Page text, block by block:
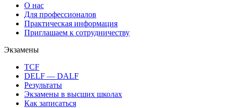
О нас
Для профессионалов
Практическая информация
Приглашаем к сотрудничеству
Экзамены
TCF
DELF — DALF
Результаты
Экзамены в высших школах
Как записаться